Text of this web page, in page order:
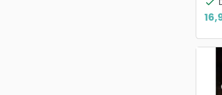
Prix